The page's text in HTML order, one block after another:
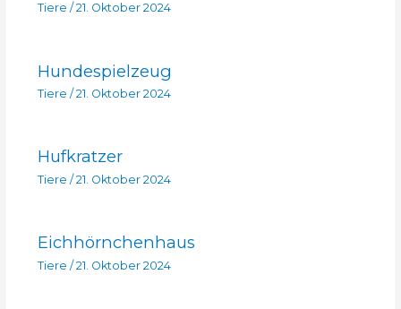
Tiere / 21. Oktober 2024
Hundespielzeug
Tiere / 21. Oktober 2024
Hufkratzer
Tiere /21. Oktober 2024
Eichhörnchenhaus
Tiere /21. Oktober 2024